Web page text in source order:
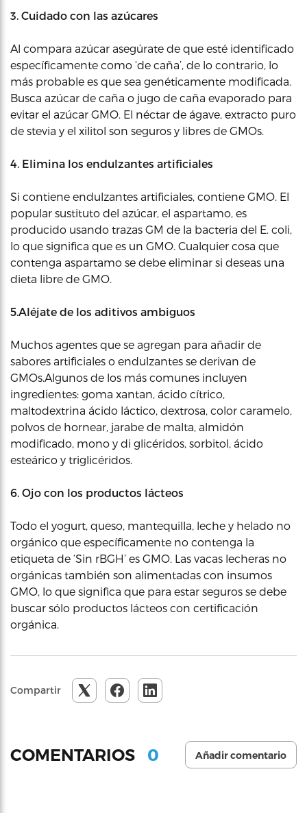
3. Cuidado con las azúcares
Al compara azúcar asegúrate de que esté identificado
específicamente como ‘de caña’, de lo contrario, lo
más probable es que sea genéticamente modificada.
Busca azúcar de caña o jugo de caña evaporado para
evitar el azúcar GMO. El néctar de ágave, extracto puro
de stevia y el xilitol son seguros y libres de GMOs.
4. Elimina los endulzantes artificiales
Si contiene endulzantes artificiales, contiene GMO. El
popular sustituto del azúcar, el aspartamo, es
producido usando trazas GM de la bacteria del E. coli,
lo que significa que es un GMO. Cualquier cosa que
contenga aspartamo se debe eliminar si deseas una
dieta libre de GMO.
5.Aléjate de los aditivos ambiguos
Muchos agentes que se agregan para añadir de
sabores artificiales o endulzantes se derivan de
GMOs.Algunos de los más comunes incluyen
ingredientes: goma xantan, ácido cítrico,
maltodextrina ácido láctico, dextrosa, color caramelo,
polvos de hornear, jarabe de malta, almidón
modificado, mono y di glicéridos, sorbitol, ácido
esteárico y triglicéridos.
6. Ojo con los productos lácteos
Todo el yogurt, queso, mantequilla, leche y helado no
orgánico que específicamente no contenga la
etiqueta de ‘Sin rBGH’ es GMO. Las vacas lecheras no
orgánicas también son alimentadas con insumos
GMO, lo que significa que para estar seguros se debe
buscar sólo productos lácteos con certificación
orgánica.
Compartir
COMENTARIOS 0 Añadir comentario